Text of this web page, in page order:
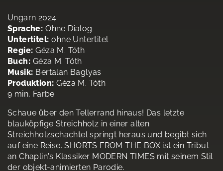
Ungarn 2024
Sprache: Ohne Dialog
Untertitel: ohne Untertitel
Regie: Géza M. Tóth
Buch: Géza M. Tóth
Musik: Bertalan Baglyas
Produktion: Géza M. Tóth
9 min, Farbe
Schaue über den Tellerrand hinaus! Das letzte
blauköpfige Streichholz in einer alten
Streichholzschachtel springt heraus und begibt sich
auf eine Reise. SHORTS FROM THE BOX ist ein Tribut
an Chaplin's Klassiker MODERN TIMES mit seinem Stil
der objekt-animierten Parodie.